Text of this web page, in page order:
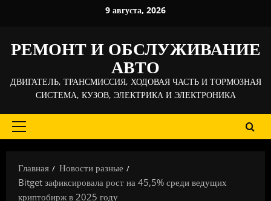
9 августа, 2026
РЕМОНТ И ОБСЛУЖИВАНИЕ
АВТО
ДВИГАТЕЛЬ, ТРАНСМИССИЯ, ХОДОВАЯ ЧАСТЬ И ТОРМОЗНАЯ
СИСТЕМА, КУЗОВ, ЭЛЕКТРИКА И ЭЛЕКТРОНИКА
Основное
Главная
Новости разные
Bitget зафиксировала рост на 45,5% среди ведущих
криптобирж в 2025 году